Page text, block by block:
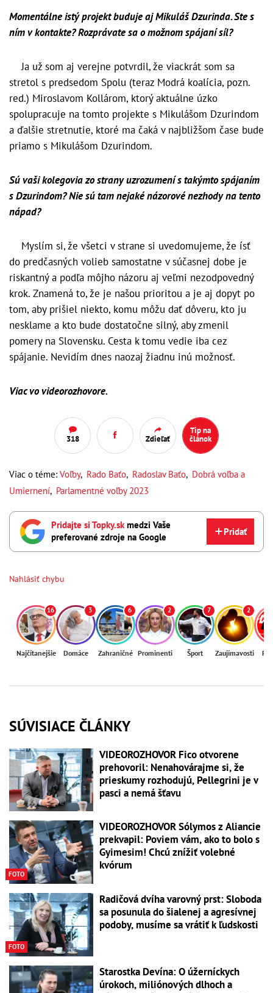
Momentálne istý projekt buduje aj Mikuláš Dzurinda. Ste s
ním v kontakte? Rozprávate sa o možnom spájaní síl?
Ja už som aj verejne potvrdil, že viackrát som sa
stretol s predsedom Spolu (teraz Modrá koalícia, pozn.
red.) Miroslavom Kollárom, ktorý aktuálne úzko
spolupracuje na tomto projekte s Mikulášom Dzurindom
a ďalšie stretnutie, ktoré ma čaká v najbližšom čase bude
priamo s Mikulášom Dzurindom.
Sú vaši kolegovia zo strany uzrozumení s takýmto spájaním
s Dzurindom? Nie sú tam nejaké názorové nezhody na tento
nápad?
Myslím si, že všetci v strane si uvedomujeme, že ísť
do predčasných volieb samostatne v súčasnej dobe je
riskantný a podľa môjho názoru aj veľmi nezodpovedný
krok. Znamená to, že je našou prioritou a je aj dopyt po
tom, aby prišiel niekto, komu môžu dať dôveru, kto ju
nesklame a kto bude dostatočne silný, aby zmenil
pomery na Slovensku. Cesta k tomu vedie iba cez
spájanie. Nevidím dnes naozaj žiadnu inú možnosť.
Viac vo videorozhovore.
318 Zdieľať
Tip na
článok
Viac o téme: Voľby, Rado Baťo, Radoslav Baťo, Dobrá voľba a
Umiernení, Parlamentné voľby 2023
Pridajte si Topky.skmedzi Vaše
preferované zdroje na Google
Pridať
Nahlásiť chybu
16
Najčítanejšie
3
Domáce
6
Zahraničné
2
Prominenti
7
Šport
2
Zaujímavosti
SÚVISIACE ČLÁNKY
VIDEOROZHOVOR Fico otvorene
prehovoril: Nenahovárajme si, že
prieskumy rozhodujú, Pellegrini je v
pasci a nemá šťavu
FOTO
VIDEOROZHOVOR Sólymos z Aliancie
prekvapil: Poviem vám, ako to bolo s
Gyimesim! Chcú znížiť volebné
kvórum
FOTO
Radičová dvíha varovný prst: Sloboda
sa posunula do šialenej a agresívnej
podoby, musíme sa vrátiť k ľudskosti
Starostka Devína: O úžerníckych
úrokoch, miliónových dlhoch a